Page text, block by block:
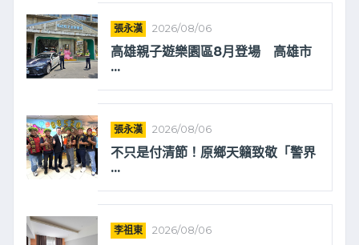
張永漢 2026/08/06
高雄親子遊樂園區8月登場 高雄市
...
張永漢 2026/08/06
不只是付清節！原鄉天籟致敬「警界
...
李祖東 2026/08/06